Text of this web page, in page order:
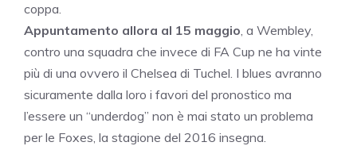
coppa.
Appuntamento allora al 15 maggio, a Wembley,
contro una squadra che invece di FA Cup ne ha vinte
più di una ovvero il Chelsea di Tuchel. I blues avranno
sicuramente dalla loro i favori del pronostico ma
l’essere un “underdog” non è mai stato un problema
per le Foxes, la stagione del 2016 insegna.